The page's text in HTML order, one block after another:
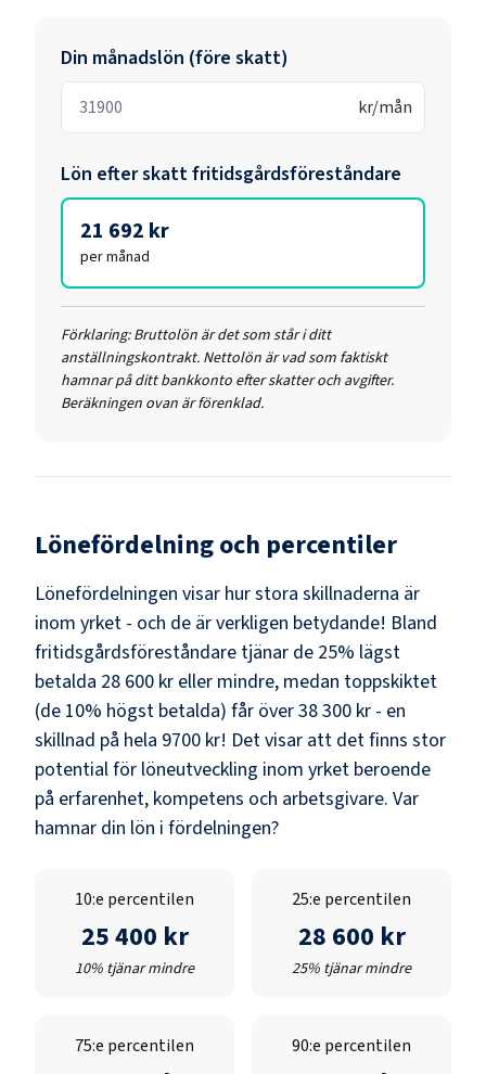
Din månadslön (före skatt)
kr/mån
Lön efter skattfritidsgårdsföreståndare
21 692 kr
per månad
Förklaring: Bruttolön är det som står i ditt
anställningskontrakt. Nettolön är vad som faktiskt
hamnar på ditt bankkonto efter skatter och avgifter.
Beräkningen ovan är förenklad.
Lönefördelning och percentiler
Lönefördelningen visar hur stora skillnaderna är
inom yrket - och de är verkligen betydande! Bland
fritidsgårdsföreståndare tjänar de 25% lägst
betalda 28 600 kr eller mindre, medan toppskiktet
(de 10% högst betalda) får över38 300 kr - en
skillnad på hela 9700 kr! Det visar att det finns stor
potential för löneutveckling inom yrket beroende
på erfarenhet, kompetens och arbetsgivare. Var
hamnar din lön i fördelningen?
10:e percentilen
25 400 kr
10% tjänar mindre
25:e percentilen
28 600 kr
25% tjänar mindre
75:e percentilen 90:e percentilen